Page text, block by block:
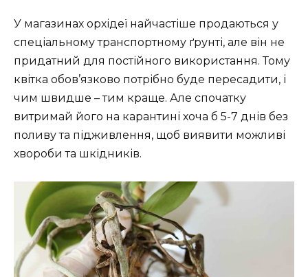
У магазинах орхідеї найчастіше продаються у
спеціальному транспортному ґрунті, але він не
придатний для постійного використання. Тому
квітка обов’язково потрібно буде пересадити, і
чим швидше – тим краще. Але спочатку
витримай його на карантині хоча б 5-7 днів без
поливу та підживлення, щоб виявити можливі
хвороби та шкідників.